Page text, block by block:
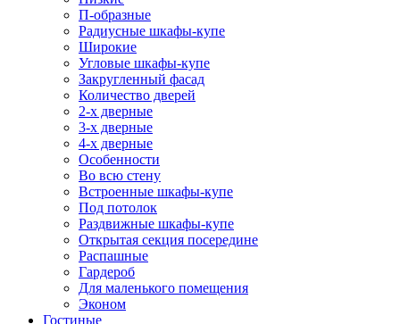
П-образные
Радиусные шкафы-купе
Широкие
Угловые шкафы-купе
Закругленный фасад
Количество дверей
2-х дверные
3-х дверные
4-х дверные
Особенности
Во всю стену
Встроенные шкафы-купе
Под потолок
Раздвижные шкафы-купе
Открытая секция посередине
Распашные
Гардероб
Для маленького помещения
Эконом
Гостиные